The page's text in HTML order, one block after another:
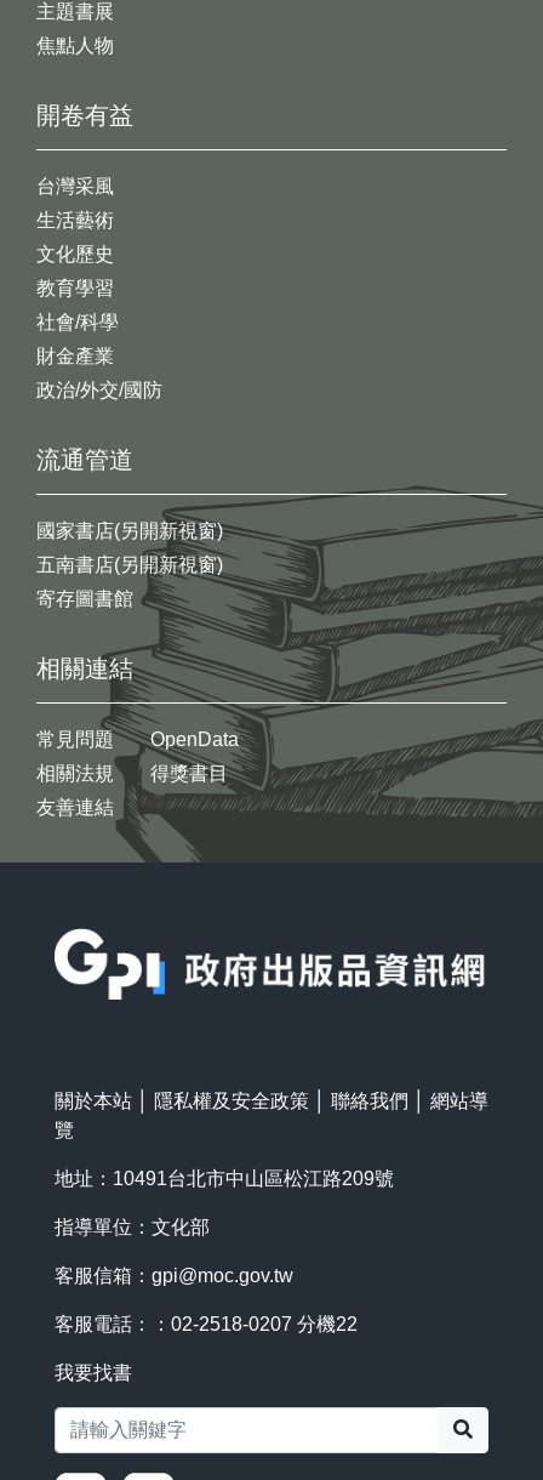
開卷有益
台灣采風
生活藝術
文化歷史
教育學習
社會/科學
財金產業
政治/外交/國防
主題書展
焦點人物
流通管道
國家書店(另開新視窗)
五南書店(另開新視窗)
寄存圖書館
相關連結
常見問題
相關法規
友善連結
OpenData
得獎書目
關於本站 隱私權及安全政策 聯絡我們
網站導
覽
地址：10491台北市中山區松江路209號
指導單位：文化部
客服信箱： gpi@moc.gov.tw
客服電話：：02-2518-0207 分機22
我要找書